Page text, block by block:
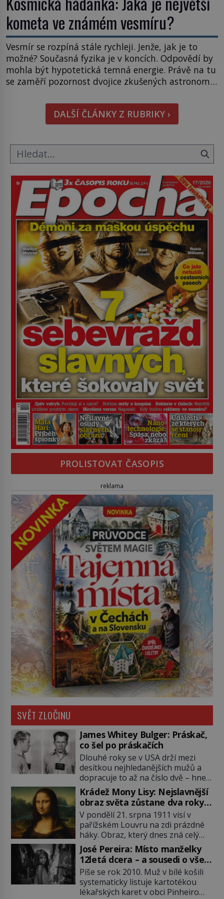
kometa ve známém vesmíru?
Vesmír se rozpíná stále rychleji. Jenže, jak je to
možné? Současná fyzika je v koncích. Odpovědí by
mohla být hypotetická temná energie. Právě na tu
se zaměří pozornost dvojice zkušených astronomů.
hmatatelnějšího. Naprosto rekordní kometu!
Astronomové Pedro Bernardinelli a Gary Bernstein
mravenčí prací zkoumají archivní snímky v rámci
DALŠÍ ČLÁNKY Z RUBRIKY ›
PROLISTOVAT ČASOPIS
reklama
SVĚT ZLOČINU
James Whitey Bulger: Práskač,
co šel po práskačích
Dlouhé roky se v USA drží mezi
desítkou nejhledanějších mužů a
dopracuje to až na číslo dvě – hned
po Usámovi bin Ládinovi (1957–
2011). To je James „Whitey“ Bulger
(1929–2018) viněný ze spoluúčasti
na 19 vraždách, vydírání a lichvy. A
samozřejmě, krom toho je ještě
drogový dealer, který neváhá
odstranit z cesty všechny práskače,
zatímco […]
Krádež Mony Lisy: Nejslavnější
obraz světa zůstane dva roky
nezvěstný
V pondělí 21. srpna 1911 visí v
pařížském Louvru na zdi prázdné
háky. Obraz, který dnes zná celý
svět, je pryč. Zpočátku si nikdo
nemyslí, že jde o krádež.
Zaměstnanci jsou přesvědčeni, že
Mona Lisa je jen v restaurátorské
dílně nebo u fotografa. Když se
ukáže pravda, propukne jeden z
José Pereira: Místo manželky
12letá dcera – a sousedi o všem
vědí!
Píše se rok 2010. Muž v bílé košili
systematicky listuje kartotékou
lékařských karet v obci Pinheiro